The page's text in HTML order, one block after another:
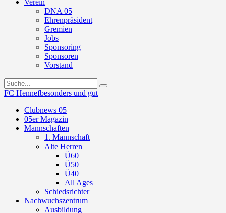
Verein
DNA 05
Ehrenpräsident
Gremien
Jobs
Sponsoring
Sponsoren
Vorstand
FC Hennefbesonders und gut
Clubnews 05
05er Magazin
Mannschaften
1. Mannschaft
Alte Herren
Ü60
Ü50
Ü40
All Ages
Schiedsrichter
Nachwuchszentrum
Ausbildung